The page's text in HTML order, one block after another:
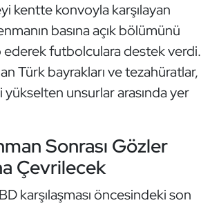
kentte konvoyla karşılayan
basına açık bölümünü
futbolculara destek verdi.
Türk bayrakları ve tezahüratlar,
yükselten unsurlar arasında yer
Sonrası Gözler
Çevrilecek
karşılaşması öncesindeki son